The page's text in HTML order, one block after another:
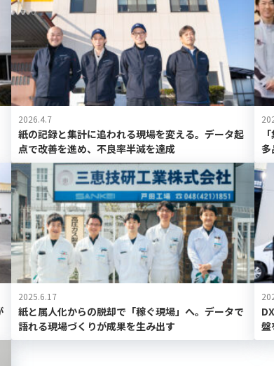
2026.4.7
紙の記録と集計に追われる現場を変える。データ起
点で改善を進め、不良率半減を達成
多
2025.6.17
紙と属人化からの脱却で「稼ぐ現場」へ。データで
語れる現場づくりが成果を生み出す
盤